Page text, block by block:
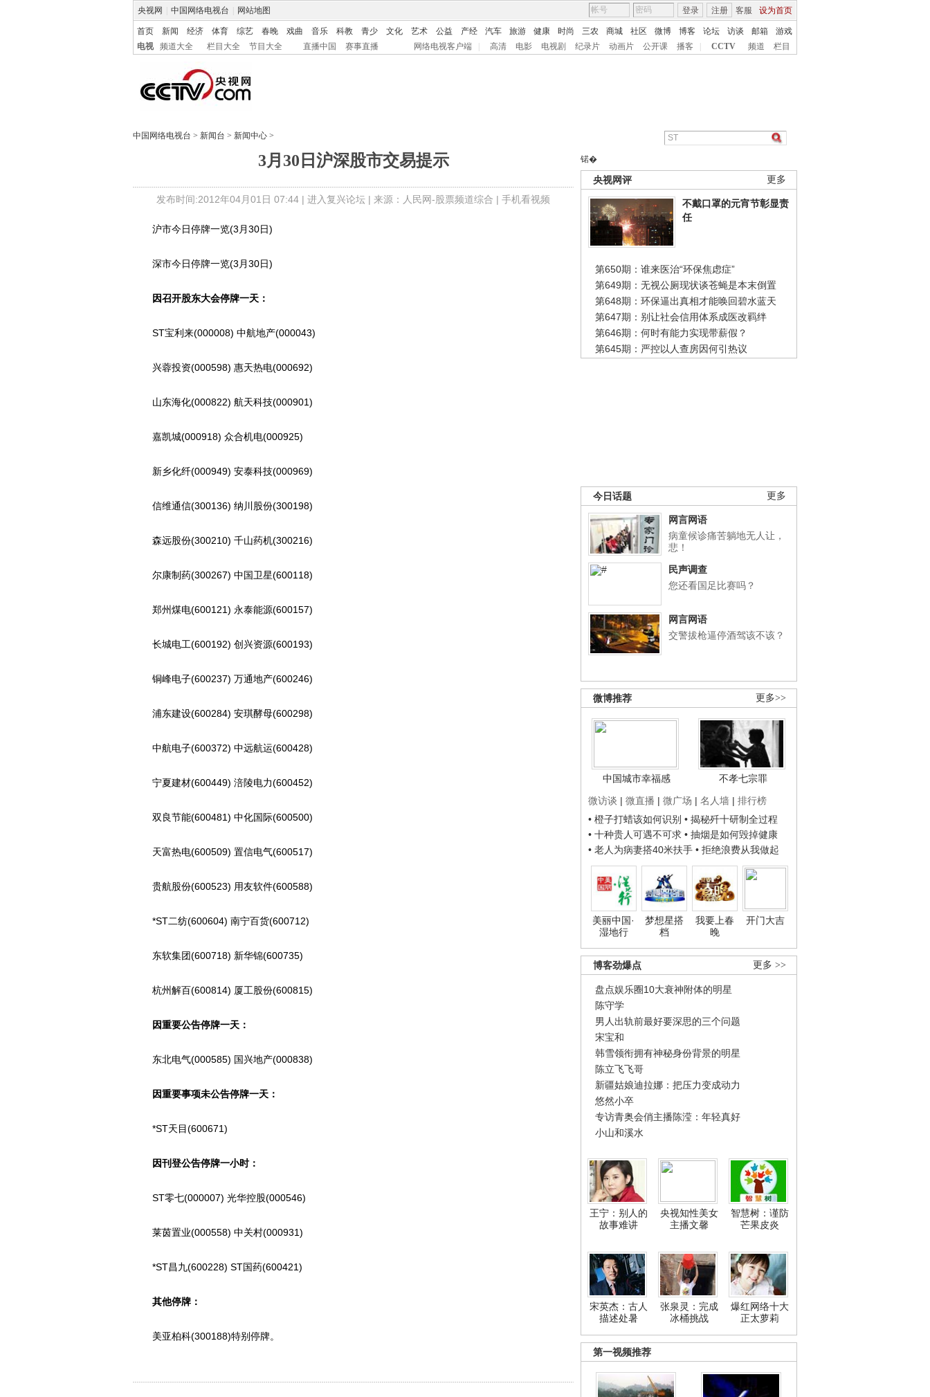
央视网 中国网络电视台 网站地图 客服 设为首页
登录 注册
首页 新闻 经济 体育 综艺 春晚 戏曲 音乐 科教 青少 文化 艺术 公益 产经 汽车 旅游 健康 时尚 三农 商城 社区 微博 博客 论坛 访谈 邮箱
游戏
电视
频道大全 栏目大全 节目大全 直播中国 赛事直播 网络电视客户端 高清 电影 电视剧 纪录片 动画片 公开课 播客 CCTV 频道 栏目
中国网络电视台 > 新闻台 > 新闻中心 >
3月30日沪深股市交易提示
发布时间:2012年04月01日 07:44 | 进入复兴论坛 | 来源：人民网-股票频道综合 | 手机看视频
锘�
更多
央视网评
不戴口罩的元宵节彰显责
任
第650期：谁来医治“环保焦虑症”
第649期：无视公厕现状谈苍蝇是本末倒置
第648期：环保逼出真相才能唤回碧水蓝天
第647期：别让社会信用体系成医改羁绊
第646期：何时有能力实现带薪假？
第645期：严控以人查房因何引热议
更多
今日话题
网言网语
病童候诊痛苦躺地无人让，
悲！
民声调查
您还看国足比赛吗？
网言网语
交警拔枪逼停酒驾该不该？
更多>>
微博推荐
中国城市幸福感
不孝七宗罪
微访谈 | 微直播 | 微广场 | 名人墙 | 排行榜
• 橙子打蜡该如何识别 • 揭秘歼十研制全过程
• 十种贵人可遇不可求 • 抽烟是如何毁掉健康
• 老人为病妻搭40米扶手 • 拒绝浪费从我做起
美丽中国·
湿地行
梦想星搭
档
我要上春
晚
开门大吉
更多 >>
博客劲爆点
盘点娱乐圈10大衰神附体的明星
陈守学
男人出轨前最好要深思的三个问题
宋宝和
韩雪领衔拥有神秘身份背景的明星
陈立飞飞哥
新疆姑娘迪拉娜：把压力变成动力
悠然小卒
专访青奥会俏主播陈滢：年轻真好
小山和溪水
王宁：别人的
故事难讲
央视知性美女
主播文馨
智慧树：谨防
芒果皮炎
宋英杰：古人
描述处暑
张泉灵：完成
冰桶挑战
爆红网络十大
正太萝莉
第一视频推荐
沪市今日停牌一览(3月30日)
深市今日停牌一览(3月30日)
因召开股东大会停牌一天：
ST宝利来(000008) 中航地产(000043)
兴蓉投资(000598) 惠天热电(000692)
山东海化(000822) 航天科技(000901)
嘉凯城(000918) 众合机电(000925)
新乡化纤(000949) 安泰科技(000969)
信维通信(300136) 纳川股份(300198)
森远股份(300210) 千山药机(300216)
尔康制药(300267) 中国卫星(600118)
郑州煤电(600121) 永泰能源(600157)
长城电工(600192) 创兴资源(600193)
铜峰电子(600237) 万通地产(600246)
浦东建设(600284) 安琪酵母(600298)
中航电子(600372) 中远航运(600428)
宁夏建材(600449) 涪陵电力(600452)
双良节能(600481) 中化国际(600500)
天富热电(600509) 置信电气(600517)
贵航股份(600523) 用友软件(600588)
*ST二纺(600604) 南宁百货(600712)
东软集团(600718) 新华锦(600735)
杭州解百(600814) 厦工股份(600815)
因重要公告停牌一天：
东北电气(000585) 国兴地产(000838)
因重要事项未公告停牌一天：
*ST天目(600671)
因刊登公告停牌一小时：
ST零七(000007) 光华控股(000546)
莱茵置业(000558) 中关村(000931)
*ST昌九(600228) ST国药(600421)
其他停牌：
美亚柏科(300188)特别停牌。